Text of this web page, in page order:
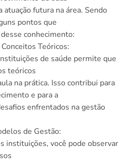
atuação futura na área. Sendo
pontos que
conhecimento:
Teóricos:
de saúde permite que
teóricos
na prática. Isso contribui para
e para a
enfrentados na gestão
de Gestão:
instituições, você pode observar